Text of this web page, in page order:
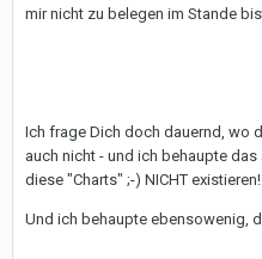
mir nicht zu belegen im Stande
Ich frage Dich doch dauernd, wo
auch nicht - und ich behaupte
diese "Charts" ;-) NICHT existieren!
Und ich behaupte ebensowenig,